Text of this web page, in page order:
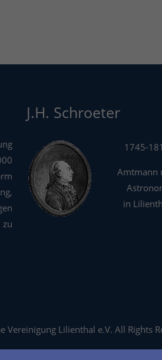
J.H. Schroeter
1745-
Amtmann
in
Lilienthal e.V. All Rights